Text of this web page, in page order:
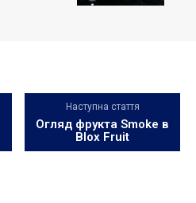
Наступна стаття
Огляд фрукта Smoke в
Blox Fruit